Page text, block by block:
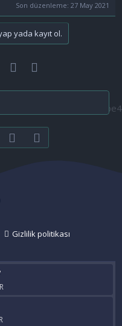
Son düzenleme: 27 May 2021
yada kayıt ol.
Tumblr WhatsApp
youtubeBize ulaşın
Gizlilik politikası